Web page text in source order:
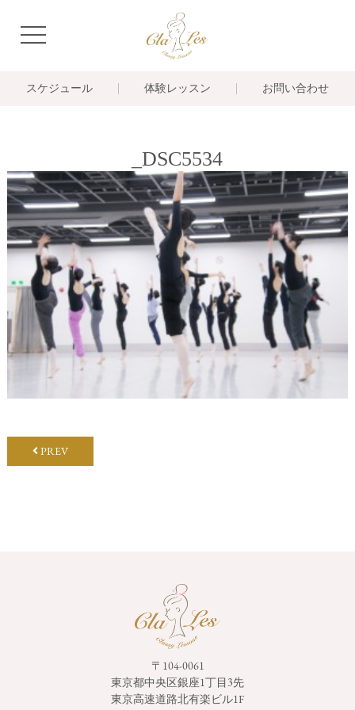
navigation
スケジュール 体験レッスン お問い合わせ
_DSC5534
PREV
〒104-0061
東京都中央区銀座1丁目3先
東京高速道路北有楽ビル1F